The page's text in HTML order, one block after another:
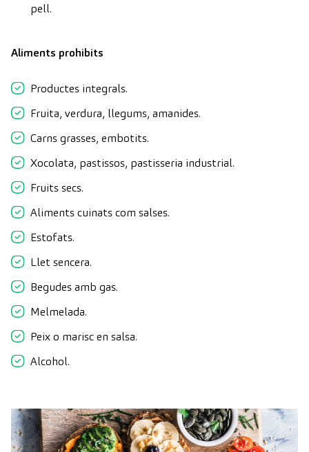
pell.
Aliments prohibits
Productes integrals.
Fruita, verdura, llegums, amanides.
Carns grasses, embotits.
Xocolata, pastissos, pastisseria industrial.
Fruits secs.
Aliments cuinats com salses.
Estofats.
Llet sencera.
Begudes amb gas.
Melmelada.
Peix o marisc en salsa.
Alcohol.